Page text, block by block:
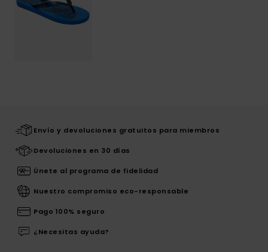
Envío y devoluciones gratuitos para miembros
Devoluciones en 30 días
Únete al programa de fidelidad
Nuestro compromiso eco-responsable
Pago 100% seguro
¿Necesitas ayuda?